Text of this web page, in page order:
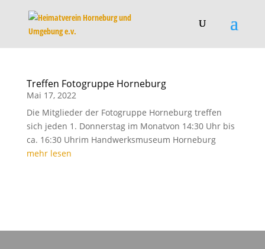
Treffen Fotogruppe Horneburg
Mai 17, 2022
Die Mitglieder der Fotogruppe Horneburg treffen
sich jeden 1. Donnerstag im Monatvon 14:30 Uhr bis
ca. 16:30 Uhrim Handwerksmuseum Horneburg
mehr lesen